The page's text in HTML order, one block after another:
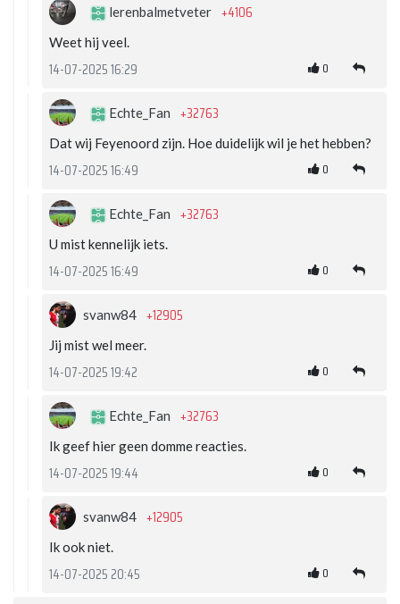
lerenbalmetveter +4106
Weet hij veel.
14-07-2025 16:29 0
Echte_Fan +32763
Dat wij Feyenoord zijn. Hoe duidelijk wil je het hebben?
14-07-2025 16:49 0
Echte_Fan +32763
U mist kennelijk iets.
14-07-2025 16:49 0
svanw84 +12905
Jij mist wel meer.
14-07-2025 19:42 0
Echte_Fan +32763
Ik geef hier geen domme reacties.
14-07-2025 19:44 0
svanw84 +12905
Ik ook niet.
14-07-2025 20:45 0